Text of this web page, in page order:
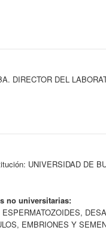
DIRECTOR DEL
UNIVERSIDAD DE
no universitarias:
EMBRIONES Y